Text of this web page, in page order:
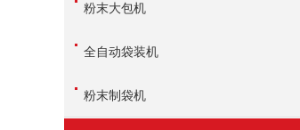
粉末大包机
全自动袋装机
粉末制袋机